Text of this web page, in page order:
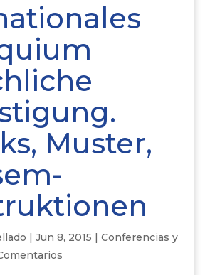
Muster,
| Jun 8, 2015 | Conferencias y